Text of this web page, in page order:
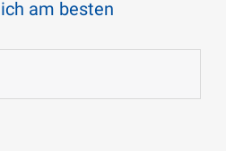
am besten